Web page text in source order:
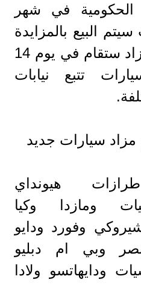
الحكومية في شهر
البيع بالمزايدة
العلنية في جلسة مزاد ستقام في يوم 14
تتبع نيابات
مزاد سيارات جديد
هيونداي
ومازدا وكيا
وفورد ودايو
وبي ام دبليو
ودايهاتسو ولادا